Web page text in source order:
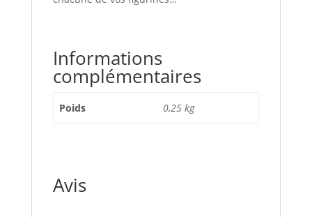
Informations
complémentaires
Poids 0,25 kg
Avis